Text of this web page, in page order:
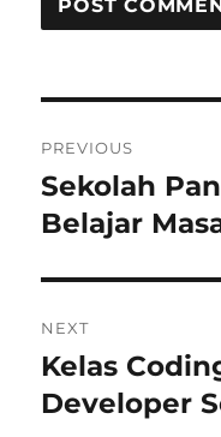
navigation
PREVIOUS
Previous
post:
Sekolah
Belajar
NEXT
Next
post:
Kelas
Developer